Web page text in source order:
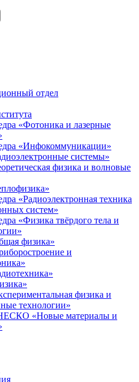
отдел
«Фотоника и лазерные
«Инфокоммуникации»
системы»
физика и волновые
«Радиоэлектронная техника
систем»
«Физика твёрдого тела и
физика»
и
физика и
технологии»
«Новые материалы и